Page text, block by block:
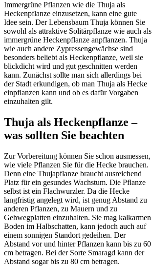
Immergrüne Pflanzen wie die Thuja als
Heckenpflanze einzusetzen, kann eine gute
Idee sein. Der Lebensbaum Thuja können Sie
sowohl als attraktive Solitärpflanze wie auch als
immergrüne Heckenpflanze anpflanzen. Thuja
wie auch andere Zypressengewächse sind
besonders beliebt als Heckenpflanze, weil sie
blickdicht wird und gut geschnitten werden
kann. Zunächst sollte man sich allerdings bei
der Stadt erkundigen, ob man Thuja als Hecke
einpflanzen kann und ob es dafür Vorgaben
einzuhalten gilt.
Thuja als Heckenpflanze –
was sollten Sie beachten
Zur Vorbereitung können Sie schon ausmessen,
wie viele Pflanzen Sie für die Hecke brauchen.
Denn eine Thujapflanze braucht ausreichend
Platz für ein gesundes Wachstum. Die Pflanze
selbst ist ein Flachwurzler. Da die Hecke
langfristig angelegt wird, ist genug Abstand zu
anderen Pflanzen, zu Mauern und zu
Gehwegplatten einzuhalten. Sie mag kalkarmen
Boden im Halbschatten, kann jedoch auch auf
einem sonnigen Standort gedeihen. Der
Abstand vor und hinter Pflanzen kann bis zu 60
cm betragen. Bei der Sorte Smaragd kann der
Abstand sogar bis zu 80 cm betragen.